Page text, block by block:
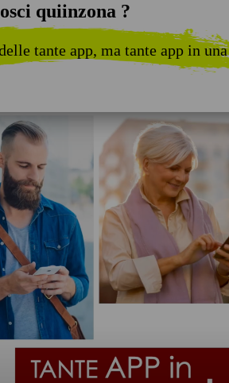
quiinzona ?
tante app, ma tante app in